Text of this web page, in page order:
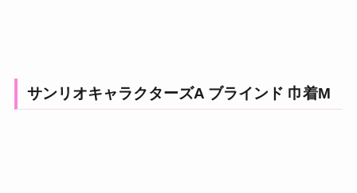
サンリオキャラクターズA ブラインド 巾着M